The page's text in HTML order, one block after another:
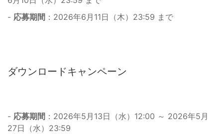
- 応募期間 ：2026年6月11日（木）23:59 まで
ダウンロードキャンペーン
- 応募期間 ：2026年5月13日（水）12:00 ～ 2026年5月
27日（水）23:59